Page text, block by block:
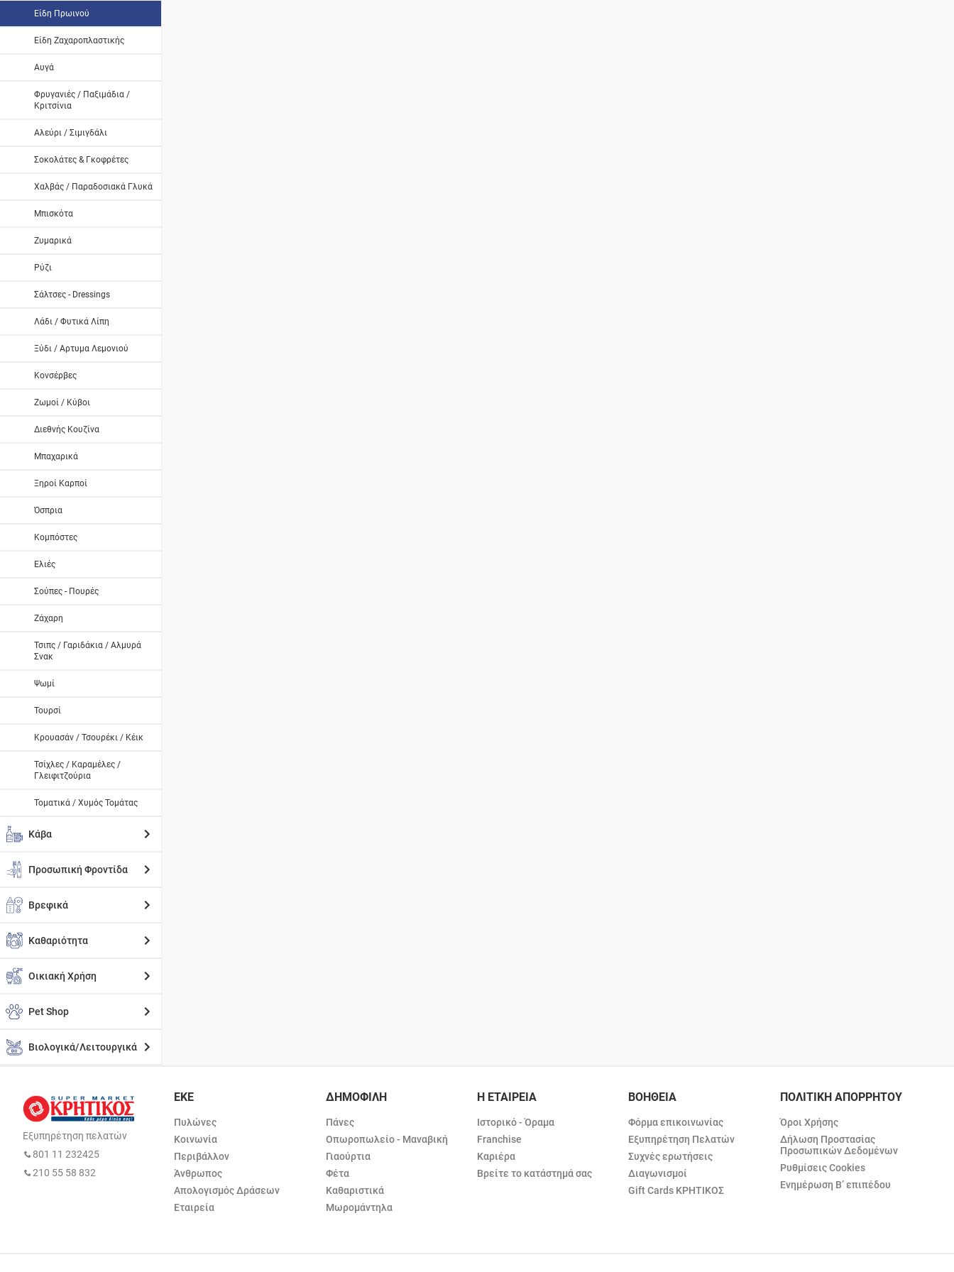
Είδη Πρωινού
Είδη Ζαχαροπλαστικής
Αυγά
Φρυγανιές / Παξιμάδια /
Κριτσίνια
Αλεύρι / Σιμιγδάλι
Σοκολάτες & Γκοφρέτες
Χαλβάς / Παραδοσιακά Γλυκά
Μπισκότα
Ζυμαρικά
Ρύζι
Σάλτσες - Dressings
Λάδι / Φυτικά Λίπη
Ξύδι / Αρτυμα Λεμονιού
Κονσέρβες
Ζωμοί / Κύβοι
Διεθνής Κουζίνα
Μπαχαρικά
Ξηροί Καρποί
Όσπρια
Κομπόστες
Ελιές
Σούπες - Πουρές
Ζάχαρη
Τσιπς / Γαριδάκια / Αλμυρά
Σνακ
Ψωμί
Τουρσί
Κρουασάν / Τσουρέκι / Κέικ
Τσίχλες / Καραμέλες /
Γλειφιτζούρια
Τοματικά / Χυμός Τομάτας
Κάβα
Προσωπική Φροντίδα
Βρεφικά
Καθαριότητα
Οικιακή Χρήση
Pet Shop
Βιολογικά/Λειτουργικά
Εξυπηρέτηση πελατών
801 11 232425
210 55 58 832
ΕΚΕ
Πυλώνες
Κοινωνία
Περιβάλλον
Άνθρωπος
Απολογισμός Δράσεων
Εταιρεία
ΔΗΜΟΦΙΛΗ
Πάνες
Οπωροπωλείο - Μαναβική
Γιαούρτια
Φέτα
Καθαριστικά
Μωρομάντηλα
Η ΕΤΑΙΡΕΙΑ
Ιστορικό - Όραμα
Franchise
Καριέρα
Βρείτε το κατάστημά σας
ΒΟΗΘΕΙΑ
Φόρμα επικοινωνίας
Εξυπηρέτηση Πελατών
Συχνές ερωτήσεις
Διαγωνισμοί
Gift Cards ΚΡΗΤΙΚΟΣ
ΠΟΛΙΤΙΚΗ ΑΠΟΡΡΗΤΟΥ
Όροι Χρήσης
Δήλωση Προστασίας
Προσωπικών Δεδομένων
Ρυθμίσεις Cookies
Ενημέρωση Β’ επιπέδου